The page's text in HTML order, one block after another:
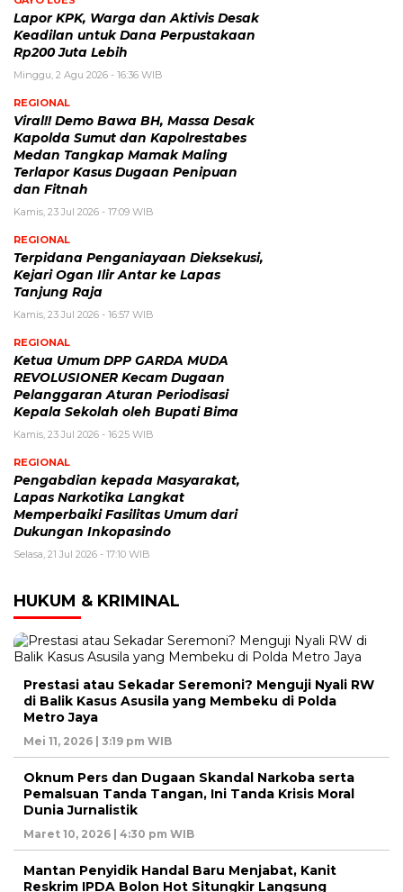
Lapor KPK, Warga dan Aktivis Desak
Keadilan untuk Dana Perpustakaan
Rp200 Juta Lebih
Minggu, 2 Agu 2026 - 16:36 WIB
REGIONAL
Viral!! Demo Bawa BH, Massa Desak
Kapolda Sumut dan Kapolrestabes
Medan Tangkap Mamak Maling
Terlapor Kasus Dugaan Penipuan
dan Fitnah
Kamis, 23 Jul 2026 - 17:09 WIB
REGIONAL
Terpidana Penganiayaan Dieksekusi,
Kejari Ogan Ilir Antar ke Lapas
Tanjung Raja
Kamis, 23 Jul 2026 - 16:57 WIB
REGIONAL
Ketua Umum DPP GARDA MUDA
REVOLUSIONER Kecam Dugaan
Pelanggaran Aturan Periodisasi
Kepala Sekolah oleh Bupati Bima
Kamis, 23 Jul 2026 - 16:25 WIB
REGIONAL
Pengabdian kepada Masyarakat,
Lapas Narkotika Langkat
Memperbaiki Fasilitas Umum dari
Dukungan Inkopasindo
Selasa, 21 Jul 2026 - 17:10 WIB
HUKUM & KRIMINAL
Prestasi atau Sekadar Seremoni? Menguji Nyali RW
di Balik Kasus Asusila yang Membeku di Polda
Metro Jaya
Mei 11, 2026 | 3:19 pm WIB
Oknum Pers dan Dugaan Skandal Narkoba serta
Pemalsuan Tanda Tangan, Ini Tanda Krisis Moral
Dunia Jurnalistik
Maret 10, 2026 | 4:30 pm WIB
Mantan Penyidik Handal Baru Menjabat, Kanit
Reskrim IPDA Bolon Hot Situngkir Langsung